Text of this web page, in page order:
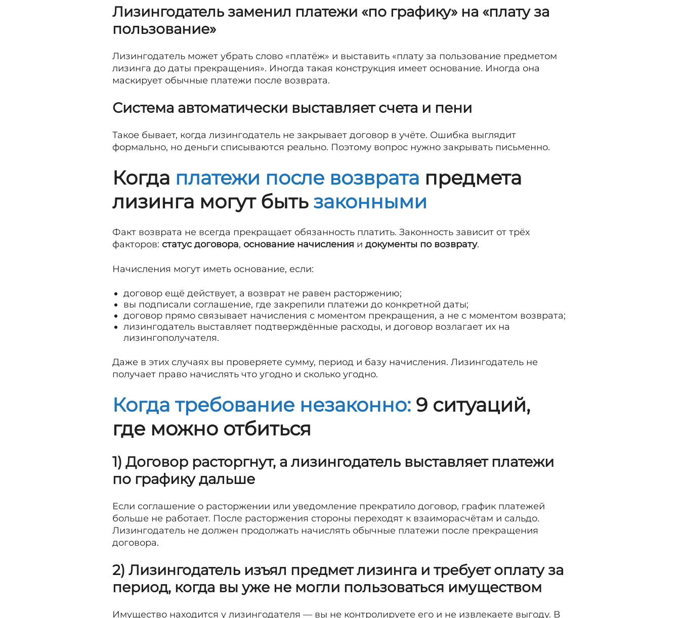
Лизингодатель заменил платежи «по графику» на «плату за
пользование»
Лизингодатель может убрать слово «платёж» и выставить «плату за пользование предметом
лизинга до даты прекращения». Иногда такая конструкция имеет основание. Иногда она
маскирует обычные платежи после возврата.
Система автоматически выставляет счета и пени
Такое бывает, когда лизингодатель не закрывает договор в учёте. Ошибка выглядит
формально, но деньги списываются реально. Поэтому вопрос нужно закрывать письменно.
Когда платежи после возврата предмета
лизинга могут быть законными
Факт возврата не всегда прекращает обязанность платить. Законность зависит от трёх
факторов: статус договора, основание начисления и документы по возврату.
Начисления могут иметь основание, если:
договор ещё действует, а возврат не равен расторжению;
вы подписали соглашение, где закрепили платежи до конкретной даты;
договор прямо связывает начисления с моментом прекращения, а не с моментом возврата;
лизингодатель выставляет подтверждённые расходы, и договор возлагает их на
лизингополучателя.
Даже в этих случаях вы проверяете сумму, период и базу начисления. Лизингодатель не
получает право начислять что угодно и сколько угодно.
Когда требование незаконно: 9 ситуаций,
где можно отбиться
1) Договор расторгнут, а лизингодатель выставляет платежи
по графику дальше
Если соглашение о расторжении или уведомление прекратило договор, график платежей
больше не работает. После расторжения стороны переходят к взаиморасчётам и сальдо.
Лизингодатель не должен продолжать начислять обычные платежи после прекращения
договора.
2) Лизингодатель изъял предмет лизинга и требует оплату за
период, когда вы уже не могли пользоваться имуществом
Имущество находится у лизингодателя — вы не контролируете его и не извлекаете выгоду. В